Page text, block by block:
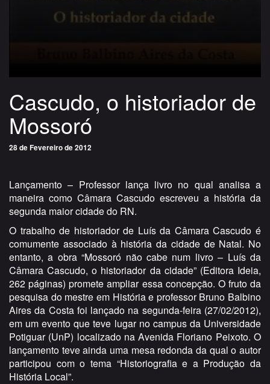
Cascudo, o historiador de
Mossoró
28 de Fevereiro de 2012
Lançamento – Professor lança livro no qual analisa a
maneira como Câmara Cascudo escreveu a história da
segunda maior cidade do RN.
O trabalho de historiador de Luís da Câmara Cascudo é
comumente associado à história da cidade de Natal. No
entanto, a obra “Mossoró não cabe num livro – Luís da
Câmara Cascudo, o historiador da cidade” (Editora Ideia,
262 páginas) promete ampliar essa concepção. O fruto da
pesquisa do mestre em História e professor Bruno Balbino
Aires da Costa foi lançado na segunda-feira (27/02/2012),
em um evento que teve lugar no campus da Universidade
Potiguar (UnP) localizado na Avenida Floriano Peixoto. O
lançamento teve ainda uma mesa redonda da qual o autor
participou com o tema “Historiografia e a Produção da
História Local”.